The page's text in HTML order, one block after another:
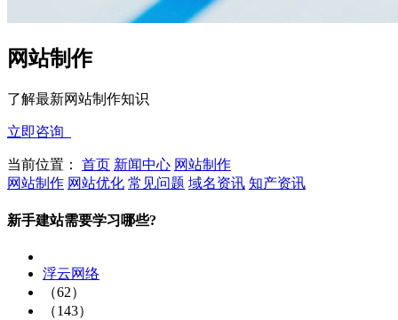
网站制作
了解最新网站制作知识
立即咨询
当前位置： 首页 新闻中心 网站制作
网站制作 网站优化 常见问题 域名资讯 知产资讯
新手建站需要学习哪些?
浮云网络
（62）
（143）